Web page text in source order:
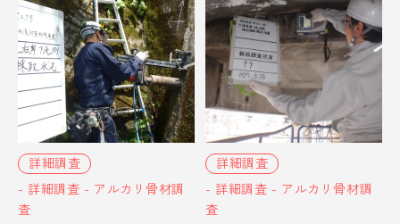
詳細調査
- 詳細調査 - アルカリ骨材調
査
詳細調査
- 詳細調査 - アルカリ骨材調
査